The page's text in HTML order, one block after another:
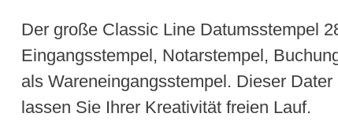
Der große Classic Line Datumsstempel
Eingangsstempel, Notarstempel,
als Wareneingangsstempel. Dieser
lassen Sie Ihrer Kreativität freien Lauf.